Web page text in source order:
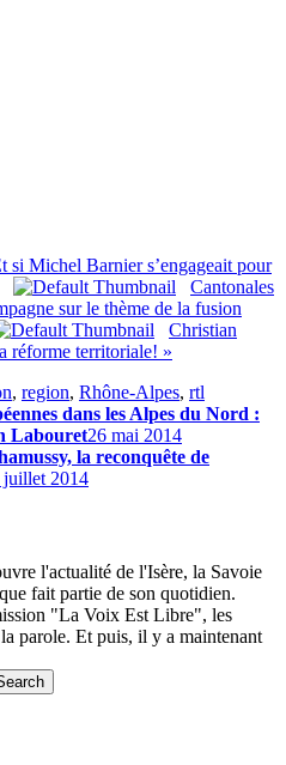
si Michel Barnier s’engageait pour
Cantonales
sur le thème de la fusion
Christian
réforme territoriale! »
, region, Rhône-Alpes, rtl
dans les Alpes du Nord :
Labouret26 mai 2014
la reconquête de
juillet 2014
l'actualité de l'Isère, la Savoie
fait partie de son quotidien.
"La Voix Est Libre", les
parole. Et puis, il y a maintenant